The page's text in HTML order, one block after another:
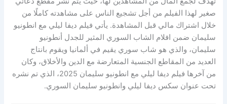
صغير لهذا الفيلم من أجل تشجيع الناس على مشاهدته كاملًا من
خلال اشتراك مالي قبل المشاهدة. يأتي فيلم ديفا ليلي مع انطونيو
سليمان ضمن افلام الشاب السوري المثير للجدل أنطونيو
سليمان، والذي هو شاب سوري يقيم في ألمانيا ويقوم بانتاج
العديد من المقاطع الجنسية المتعارضة مع الدين والأخلاق، وكان
من آخرها فيلم ديفا ليلي مع انطونيو سليمان 2025، الذي تم نشره
تحت عنوان سكس ديفا ليلي وانطونيو سليمان السوري.